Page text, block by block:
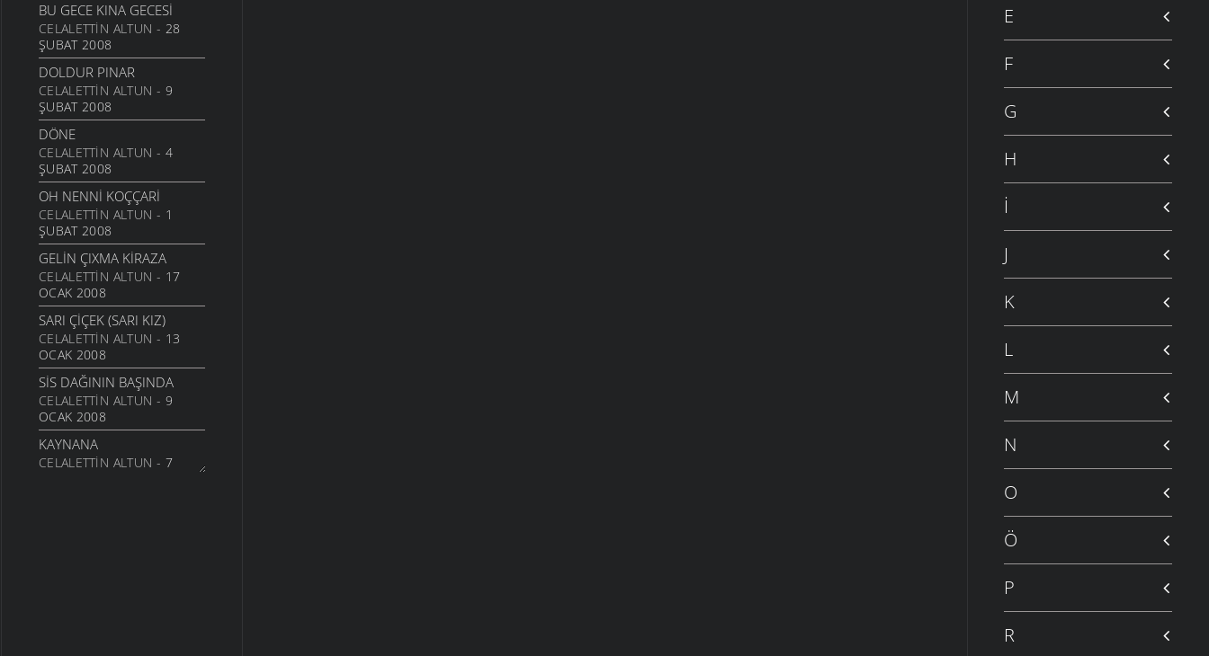
BU GECE KINA GECESI
CELALETTIN ALTUN - 28
ŞUBAT 2008
DOLDUR PINAR
CELALETTIN ALTUN - 9
ŞUBAT 2008
DÖNE
CELALETTIN ALTUN - 4
ŞUBAT 2008
OH NENNI KOÇÇARI
CELALETTIN ALTUN - 1
ŞUBAT 2008
GELIN ÇIXMA KIRAZA
CELALETTIN ALTUN - 17
OCAK 2008
SARI ÇIÇEK (SARI KIZ)
CELALETTIN ALTUN - 13
OCAK 2008
SIS DAĞININ BAŞINDA
CELALETTIN ALTUN - 9
OCAK 2008
KAYNANA
CELALETTIN ALTUN - 7
E
F
G
H
İ
J
K
L
M
N
O
Ö
P
R